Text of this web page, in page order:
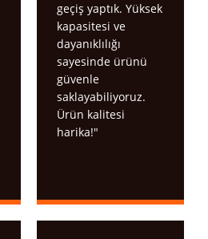
geçiş yaptık. Yüksek
kapasitesi ve
dayanıklılığı
sayesinde ürünü
güvenle
saklayabiliyoruz.
Ürün kalitesi
harika!"